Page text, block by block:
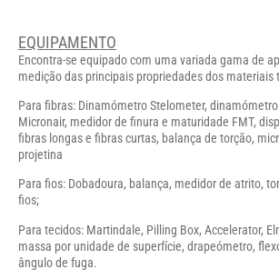
EQUIPAMENTO
Encontra-se equipado com uma variada gama de
medição das principais propriedades dos materiais
Para fibras: Dinamómetro Stelometer,
Micronair, medidor de finura e maturidade FMT,
fibras longas e fibras curtas, balança de torção,
projetina
Para fios: Dobadoura, balança, medidor de atrito,
fios;
Para tecidos: Martindale, Pilling Box, Accelerator,
massa por unidade de superfície, drapeómetro,
ângulo de fuga.